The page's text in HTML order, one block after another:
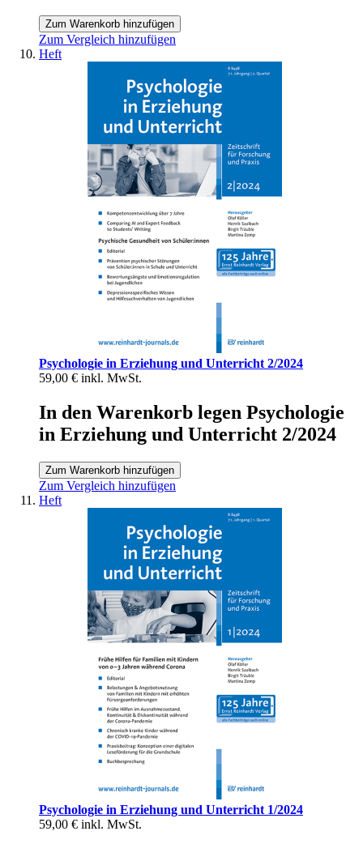
Zum Warenkorb hinzufügen
Zum Vergleich hinzufügen
Heft
Psychologie in Erziehung und Unterricht 2/2024
59,00 € inkl. MwSt.
In den Warenkorb legen Psychologie
in Erziehung und Unterricht 2/2024
Zum Warenkorb hinzufügen
Zum Vergleich hinzufügen
Heft
Psychologie in Erziehung und Unterricht 1/2024
59,00 € inkl. MwSt.